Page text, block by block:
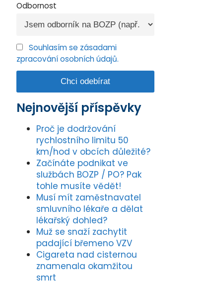
Odbornost
Souhlasím se zásadami
zpracování osobních údajů.
Nejnovější příspěvky
Proč je dodržování
rychlostního limitu 50
km/hod v obcích důležité?
Začínáte podnikat ve
službách BOZP / PO? Pak
tohle musíte vědět!
Musí mít zaměstnavatel
smluvního lékaře a dělat
lékařský dohled?
Muž se snaží zachytit
padající břemeno VZV
Cigareta nad cisternou
znamenala okamžitou
smrt